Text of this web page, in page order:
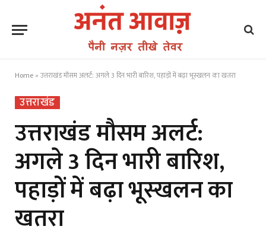
Home » उत्तराखंड मौसम अलर्ट: अगले 3 दिन भारी बारिश, पहाड़ों में बढ़ा भूस्खलन का खतरा
उत्तराखंड
उत्तराखंड मौसम अलर्ट:
अगले 3 दिन भारी बारिश,
पहाड़ों में बढ़ा भूस्खलन का
खतरा